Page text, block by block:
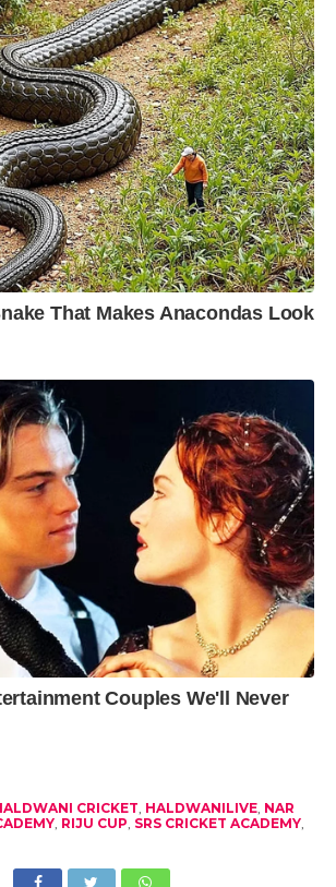
CRICKET HALDWANILIVE, NAR
, RIJU CUP SRS CRICKET ACADEMY,